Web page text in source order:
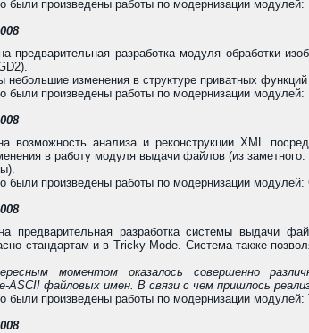
были произведены работы по модернизации модулей:
предварительная разработка модуля обработки
небольшие изменения в структуре приватных
были произведены работы по модернизации модулей:
возможность анализа и реконструкции XML
в работу модуля выдачи файлов (из
были произведены работы по модернизации
предварительная разработка системы выдачи
стандартам и в Tricky Mode. Система также
моментом оказалось совершенно
ASCII файловых имен. В связи с чем пришлось
были произведены работы по модернизации